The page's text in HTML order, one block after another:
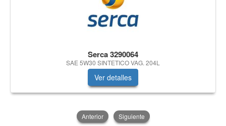
Serca 3290064
SAE 5W30 SINTETICO VAG. 204L
Ver detalles
Anterior Siguiente